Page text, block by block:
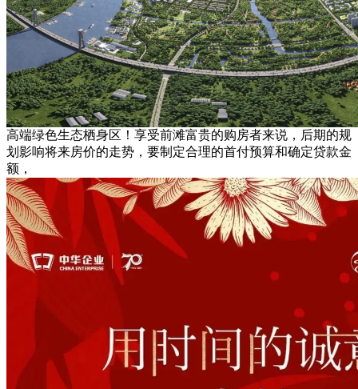
高端绿色生态栖身区！享受前滩富贵的购房者来说，后期的规
划影响将来房价的走势，要制定合理的首付预算和确定贷款金
额，